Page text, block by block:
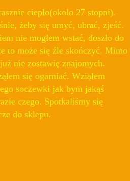
ciepło(około 27 stopni).
żeby się umyć, ubrać, zjeść.
nie mogłem wstać, doszło do
to może się źle skończyć. Mimo
nie zostawię znajomych.
się ogarniać. Wziąłem
soczewki jak bym jakąś
czego. Spotkaliśmy się
do sklepu.